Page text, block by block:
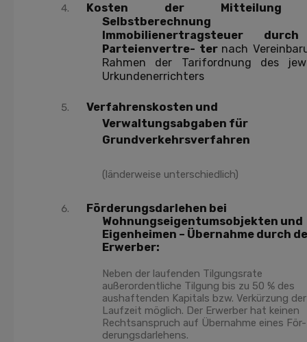
Kosten der Mitteilung
Selbstberechnung
Immobilienertragsteuer
Parteienvertre- ter nach
Rahmen der Tarifordnung des
Urkundenerrichters
Verfahrenskosten und
Verwaltungsabgaben für
Grundverkehrsverfahren
(länderweise unterschiedlich)
Förderungsdarlehen bei
Wohnungseigentumsobjekten und
Eigenheimen – Übernahme durch
Erwerber:
Neben der laufenden Tilgungsrate
außerordentliche Tilgung bis zu 50 % des
aushaftenden Kapitals bzw. Verkürzung der
Laufzeit möglich. Der Erwerber hat keinen
Rechtsanspruch auf Übernahme eines För-
derungsdarlehens.